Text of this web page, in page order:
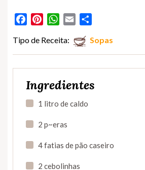
FacebookPinterestWhatsApp
Email
Tipo de Receita: Sopas
Ingredientes
1 litro de caldo
2 p~eras
4 fatias de pão caseiro
2 cebolinhas